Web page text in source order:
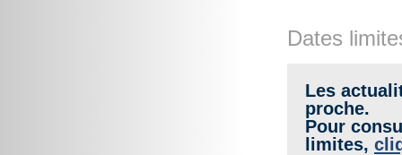
Dates
Les
proche.
Pour
limites,